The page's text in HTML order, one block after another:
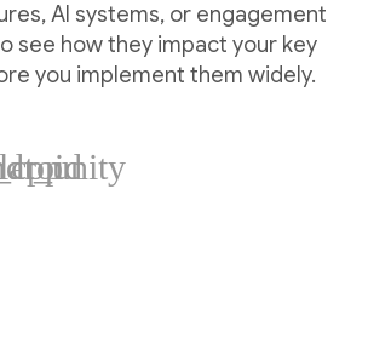
AI systems, or engagement
see how they impact your key
you implement them widely.